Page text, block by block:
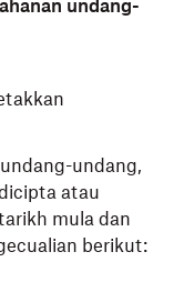
undang-
undang,
atau
mula dan
berikut: